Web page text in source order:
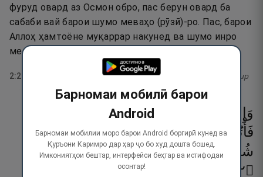
фуруд овард аз Осмон обро, пас берун овард ба
сабаби вай барои шумо меваҳо (рӯзӣ)-ро. Пас, барои
Аллоҳ ҳамтоёне муқаррар накунед ва шумо инро
медонед.
2:22 тафсир
وَإِن رَيْبٍۢ مِّمَّا نَزَّلْنَا
فَأْتُوا۟ بِسُورَةٍۢ مِّن مِّثْلِهِۦ وَٱدْعُوا۟
شُهَدَآءَكُم مِّن دُونِ ٱللَّهِ إِن كُنتُمْ صَـٰدِقِينَ
۝٢٣
Барномаи мобилӣ барои
Android
Барномаи мобилии моро барои Android боргирӣ кунед ва
Қуръони Каримро дар ҳар ҷо бо худ дошта бошед.
Имкониятҳои бештар, интерфейси беҳтар ва истифодаи
осонтар!